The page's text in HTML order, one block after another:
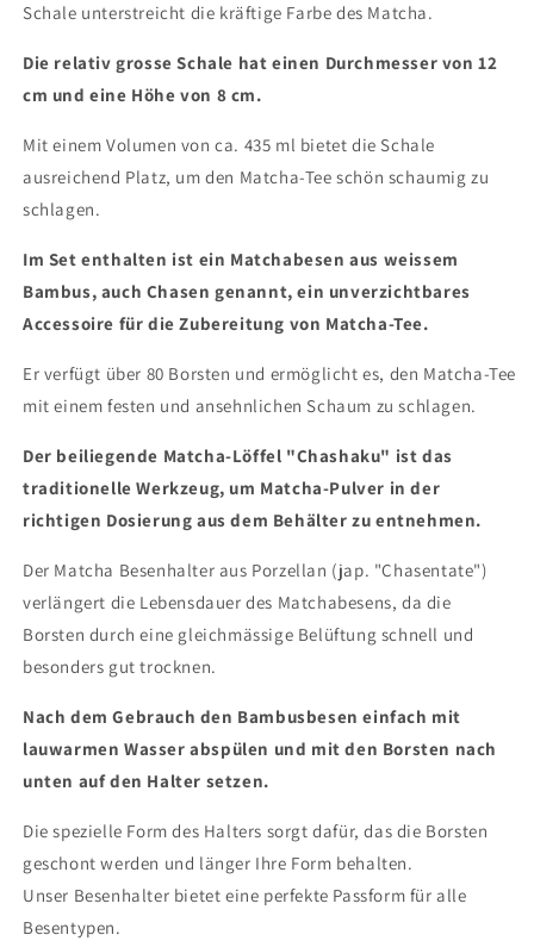
Schale unterstreicht die kräftige Farbe des Matcha.
Die relativ grosse Schale hat einen Durchmesser von 12
cm und eine Höhe von 8 cm.
Mit einem Volumen von ca. 435 ml bietet die Schale
ausreichend Platz, um den Matcha-Tee schön schaumig zu
schlagen.
Im Set enthalten ist ein Matchabesen aus weissem
Bambus, auch Chasen genannt, ein unverzichtbares
Accessoire für die Zubereitung von Matcha-Tee.
Er verfügt über 80 Borsten und ermöglicht es, den Matcha-Tee
mit einem festen und ansehnlichen Schaum zu schlagen.
Der beiliegende Matcha-Löffel "Chashaku" ist das
traditionelle Werkzeug, um Matcha-Pulver in der
richtigen Dosierung aus dem Behälter zu entnehmen.
Der Matcha Besenhalter aus Porzellan (jap. "Chasentate")
verlängert die Lebensdauer des Matchabesens, da die
Borsten durch eine gleichmässige Belüftung schnell und
besonders gut trocknen.
Nach dem Gebrauch den Bambusbesen einfach mit
lauwarmen Wasser abspülen und mit den Borsten nach
unten auf den Halter setzen.
Die spezielle Form des Halters sorgt dafür, das die Borsten
geschont werden und länger Ihre Form behalten.
Unser Besenhalter bietet eine perfekte Passform für alle
Besentypen.